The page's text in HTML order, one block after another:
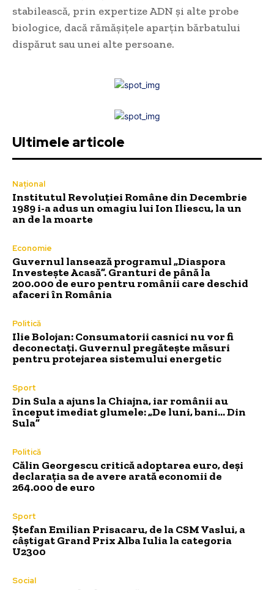
stabilească, prin expertize ADN și alte probe
biologice, dacă rămășițele aparțin bărbatului
dispărut sau unei alte persoane.
Ultimele articole
Național
Institutul Revoluției Române din Decembrie
1989 i-a adus un omagiu lui Ion Iliescu, la un
an de la moarte
Economie
Guvernul lansează programul „Diaspora
Investește Acasă”. Granturi de până la
200.000 de euro pentru românii care deschid
afaceri în România
Politică
Ilie Bolojan: Consumatorii casnici nu vor fi
deconectați. Guvernul pregătește măsuri
pentru protejarea sistemului energetic
Sport
Din Sula a ajuns la Chiajna, iar românii au
început imediat glumele: „De luni, bani… Din
Sula”
Politică
Călin Georgescu critică adoptarea euro, deși
declarația sa de avere arată economii de
264.000 de euro
Sport
Ștefan Emilian Prisacaru, de la CSM Vaslui, a
câștigat Grand Prix Alba Iulia la categoria
U2300
Social